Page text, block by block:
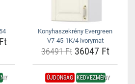
Konyhaszekrény Evergreen
V7-45-1K/4 ivorymat
36491 Ft36047 Ft
ÚJDONSÁG KEDVEZMÉNY